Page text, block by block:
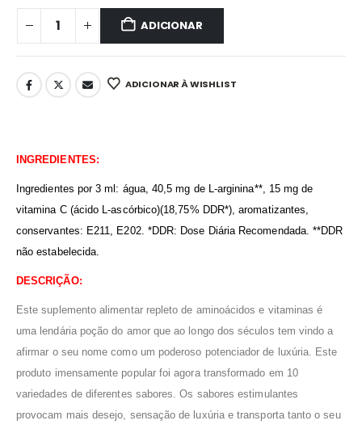
ADICIONAR
ADICIONAR À WISHLIST
INGREDIENTES:
Ingredientes por 3 ml: água, 40,5 mg de L-arginina**, 15 mg de
vitamina C (ácido L-ascórbico)(18,75% DDR*), aromatizantes,
conservantes: E211, E202. *DDR: Dose Diária Recomendada. **DDR
não estabelecida.
DESCRIÇÃO:
Este suplemento alimentar repleto de aminoácidos e vitaminas é
uma lendária poção do amor que ao longo dos séculos tem vindo a
afirmar o seu nome como um poderoso potenciador de luxúria. Este
produto imensamente popular foi agora transformado em 10
variedades de diferentes sabores. Os sabores estimulantes
provocam mais desejo, sensação de luxúria e transporta tanto o seu